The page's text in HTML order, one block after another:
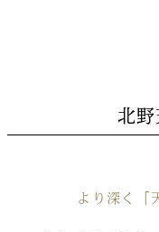
北野
より深く「